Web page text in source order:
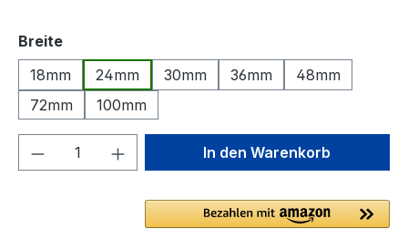
Breiteauswählen
18mm
24mm 30mm 36mm
48mm
72mm
100mm
Produkt Anzahl: Gib denIn den Warenkorb